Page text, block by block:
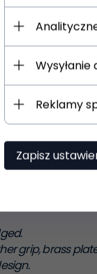
elegant and
when Gil-
army of the
sword was
maximum
it is a
display plaque.
grip, brass
Reklamy
Zapisz